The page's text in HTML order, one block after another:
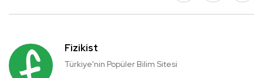
Fizikist
Türkiye'nin Popüler Bilim Sitesi